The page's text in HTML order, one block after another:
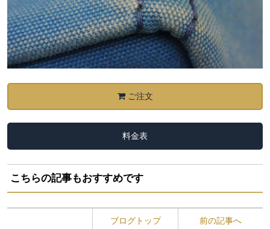
ご注文
料金表
こちらの記事もおすすめです
ブログトップ 前の記事へ